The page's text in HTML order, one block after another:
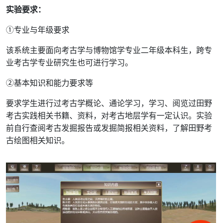
实验要求：
①专业与年级要求
该系统主要面向考古学与博物馆学专业二年级本科生，跨专
业考古学专业研究生也可进行学习。
②基本知识和能力要求等
要求学生进行过考古学概论、通论学习，学习、阅览过田野
考古实践相关书籍、资料，对考古地层学有一定认识。实验
前自行查阅考古发掘报告或发掘简报相关资料，了解田野考
古绘图相关知识。